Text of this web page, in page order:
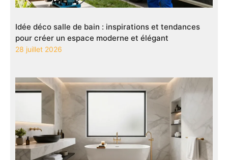
Idée déco salle de bain : inspirations et tendances
pour créer un espace moderne et élégant
28 juillet 2026